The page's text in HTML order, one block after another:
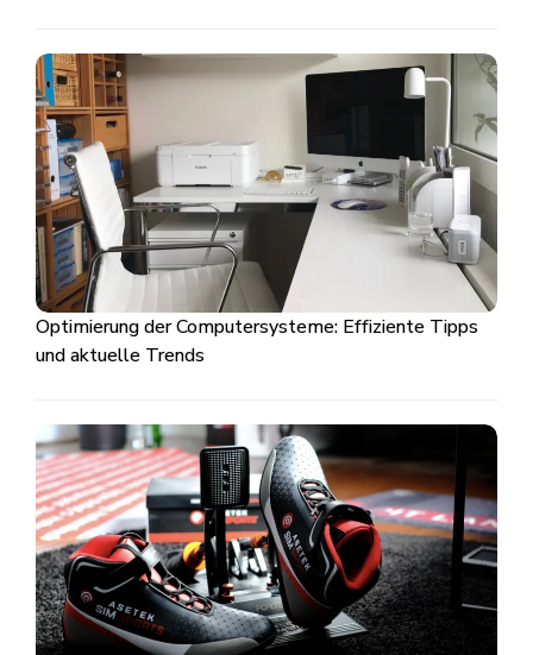
Optimierung der Computersysteme: Effiziente Tipps
und aktuelle Trends